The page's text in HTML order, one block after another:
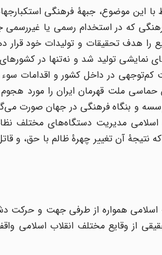
این موضوع، جبهۀ فرهنگی
که در استخدام رسمی یا غیررسمی
را هدف تحقیقات و تولیدات خود قرار
تولید شد و نه‌تنها در کشورهای
در داخل کشور و اقدامات
ملت قهرمان ایران را مورد هجوم
و بنگاه فرهنگی در جهان صورت
مدیریت دستگاه‌های مختلف
آن تغییر چهرۀ ظالم با حق، و
اسلامی همواره از طرفی جهت و حرکت
وقایع مختلف انقلاب اسلامی